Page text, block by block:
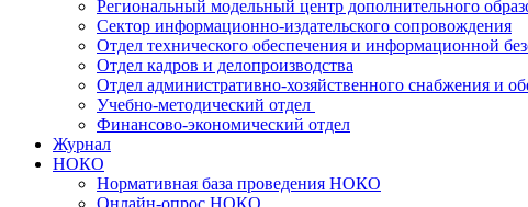
Региональный модельный центр дополнительного
Сектор информационно-издательского сопровождения
Отдел технического обеспечения и информационной
Отдел кадров и делопроизводства
Отдел административно-хозяйственного снабжения и
Учебно-методический отдел
Финансово-экономический отдел
Журнал
НОКО
Нормативная база проведения НОКО
Онлайн-опрос НОКО